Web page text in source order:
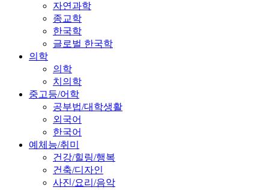
자연과학
종교학
한국학
글로벌 한국학
의학
의학
치의학
중고등/어학
공부법/대학생활
외국어
한국어
예체능/취미
건강/힐링/행복
건축/디자인
사진/요리/음악